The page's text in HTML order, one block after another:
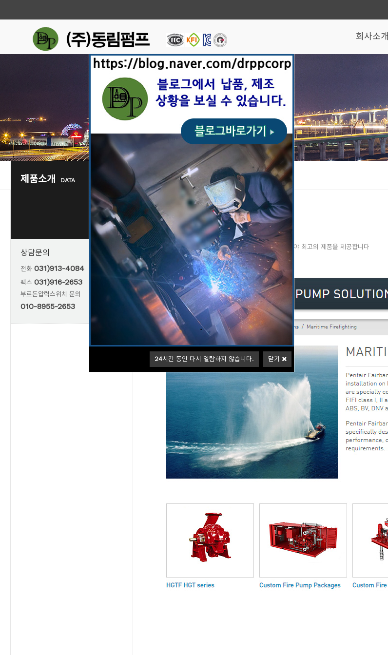
24시간 동안 다시 열람하지 않습니다. 닫기
회사소개
제품소개 DATA
상담문의
전화 031)913-4084
팩스 031)916-2653
부르돈압력스위치 문의
010-8955-2653
UL FM 엔진펌프
신뢰와 안전성을 최우선으로하는 소방용엔진펌프 분야 최고의 제품을 제공합니다